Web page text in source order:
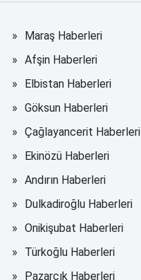
Maraş Haberleri
Afşin Haberleri
Elbistan Haberleri
Göksun Haberleri
Çağlayancerit Haberleri
Ekinözü Haberleri
Andırın Haberleri
Dulkadiroğlu Haberleri
Onikişubat Haberleri
Türkoğlu Haberleri
Pazarcık Haberleri